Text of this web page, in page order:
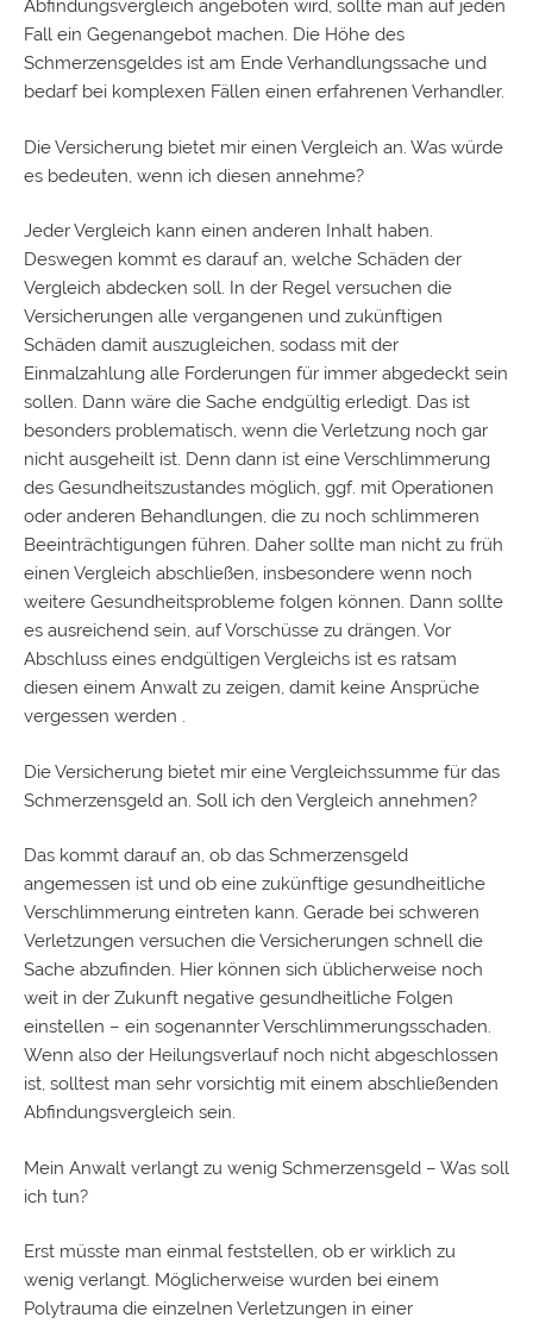
Abfindungsvergleich angeboten wird, sollte man auf jeden
Fall ein Gegenangebot machen. Die Höhe des
Schmerzensgeldes ist am Ende Verhandlungssache und
bedarf bei komplexen Fällen einen erfahrenen Verhandler.
Die Versicherung bietet mir einen Vergleich an. Was würde
es bedeuten, wenn ich diesen annehme?
Jeder Vergleich kann einen anderen Inhalt haben.
Deswegen kommt es darauf an, welche Schäden der
Vergleich abdecken soll. In der Regel versuchen die
Versicherungen alle vergangenen und zukünftigen
Schäden damit auszugleichen, sodass mit der
Einmalzahlung alle Forderungen für immer abgedeckt sein
sollen. Dann wäre die Sache endgültig erledigt. Das ist
besonders problematisch, wenn die Verletzung noch gar
nicht ausgeheilt ist. Denn dann ist eine Verschlimmerung
des Gesundheitszustandes möglich, ggf. mit Operationen
oder anderen Behandlungen, die zu noch schlimmeren
Beeinträchtigungen führen. Daher sollte man nicht zu früh
einen Vergleich abschließen, insbesondere wenn noch
weitere Gesundheitsprobleme folgen können. Dann sollte
es ausreichend sein, auf Vorschüsse zu drängen. Vor
Abschluss eines endgültigen Vergleichs ist es ratsam
diesen einem Anwalt zu zeigen, damit keine Ansprüche
vergessen werden .
Die Versicherung bietet mir eine Vergleichssumme für das
Schmerzensgeld an. Soll ich den Vergleich annehmen?
Das kommt darauf an, ob das Schmerzensgeld
angemessen ist und ob eine zukünftige gesundheitliche
Verschlimmerung eintreten kann. Gerade bei schweren
Verletzungen versuchen die Versicherungen schnell die
Sache abzufinden. Hier können sich üblicherweise noch
weit in der Zukunft negative gesundheitliche Folgen
einstellen – ein sogenannter Verschlimmerungsschaden.
Wenn also der Heilungsverlauf noch nicht abgeschlossen
ist, solltest man sehr vorsichtig mit einem abschließenden
Abfindungsvergleich sein.
Mein Anwalt verlangt zu wenig Schmerzensgeld – Was soll
ich tun?
Erst müsste man einmal feststellen, ob er wirklich zu
wenig verlangt. Möglicherweise wurden bei einem
Polytrauma die einzelnen Verletzungen in einer